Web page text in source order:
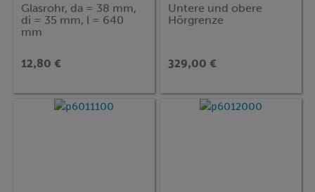
Glasrohr, da = 38 mm,
di = 35 mm, l = 640
mm
12,80 €
Untere und obere
Hörgrenze
329,00 €